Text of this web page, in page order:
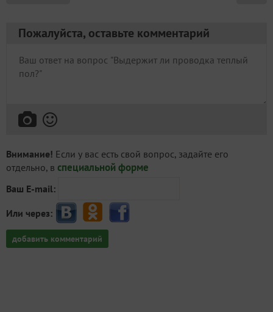
Пожалуйста, оставьте комментарий
Внимание! Если у вас есть свой вопрос, задайте его
отдельно, в специальной форме
Ваш E-mail:
Или через:
добавить комментарий